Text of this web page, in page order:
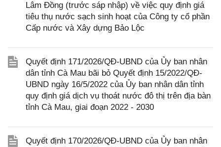
Lâm Đồng (trước sáp nhập) về việc quy định giá
tiêu thụ nước sạch sinh hoạt của Công ty cổ phần
Cấp nước và Xây dựng Bảo Lộc
Quyết định 171/2026/QĐ-UBND của Ủy ban nhân
dân tỉnh Cà Mau bãi bỏ Quyết định 15/2022/QĐ-
UBND ngày 16/5/2022 của Ủy ban nhân dân tỉnh
quy định giá dịch vụ thoát nước đô thị trên địa bàn
tỉnh Cà Mau, giai đoạn 2022 - 2030
Quyết định 170/2026/QĐ-UBND của Ủy ban nhân